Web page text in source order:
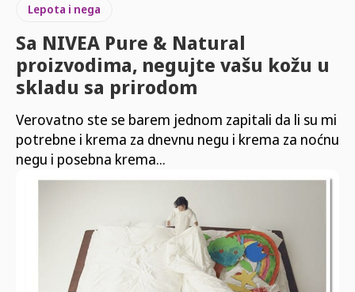
Lepota i nega
Sa NIVEA Pure & Natural
proizvodima, negujte vašu kožu u
skladu sa prirodom
Verovatno ste se barem jednom zapitali da li su mi
potrebne i krema za dnevnu negu i krema za noćnu
negu i posebna krema...